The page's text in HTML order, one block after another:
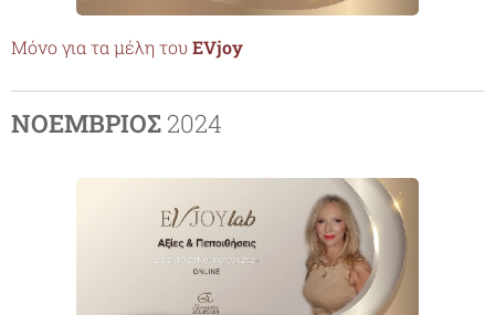
Μόνογια τα μέλη τουEVjoy
ΝΟΕΜΒΡΙΟΣ 2024